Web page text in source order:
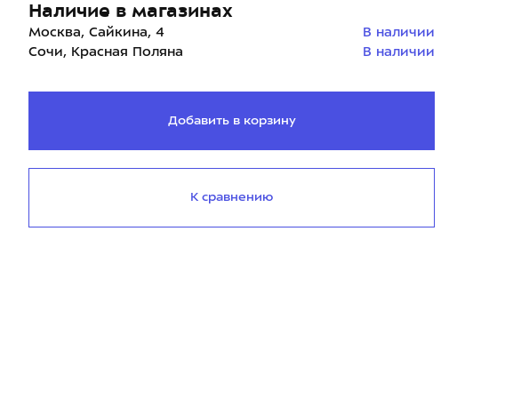
Наличие в магазинах
Москва, Сайкина, 4
В наличии
Сочи, Красная Поляна
В наличии
Добавить в корзину
К сравнению